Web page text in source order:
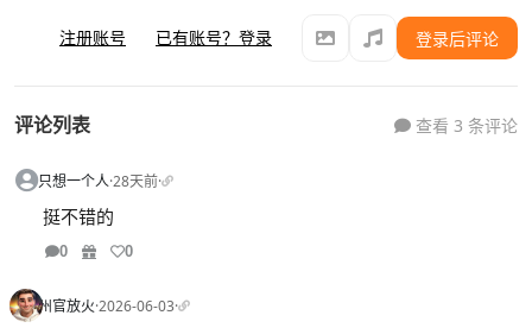
注册账号 已有账号？登录 登录后评论
评论列表 查看 3 条评论
只想一个人·28天前·
挺不错的
0 0
州官放火·2026-06-03·